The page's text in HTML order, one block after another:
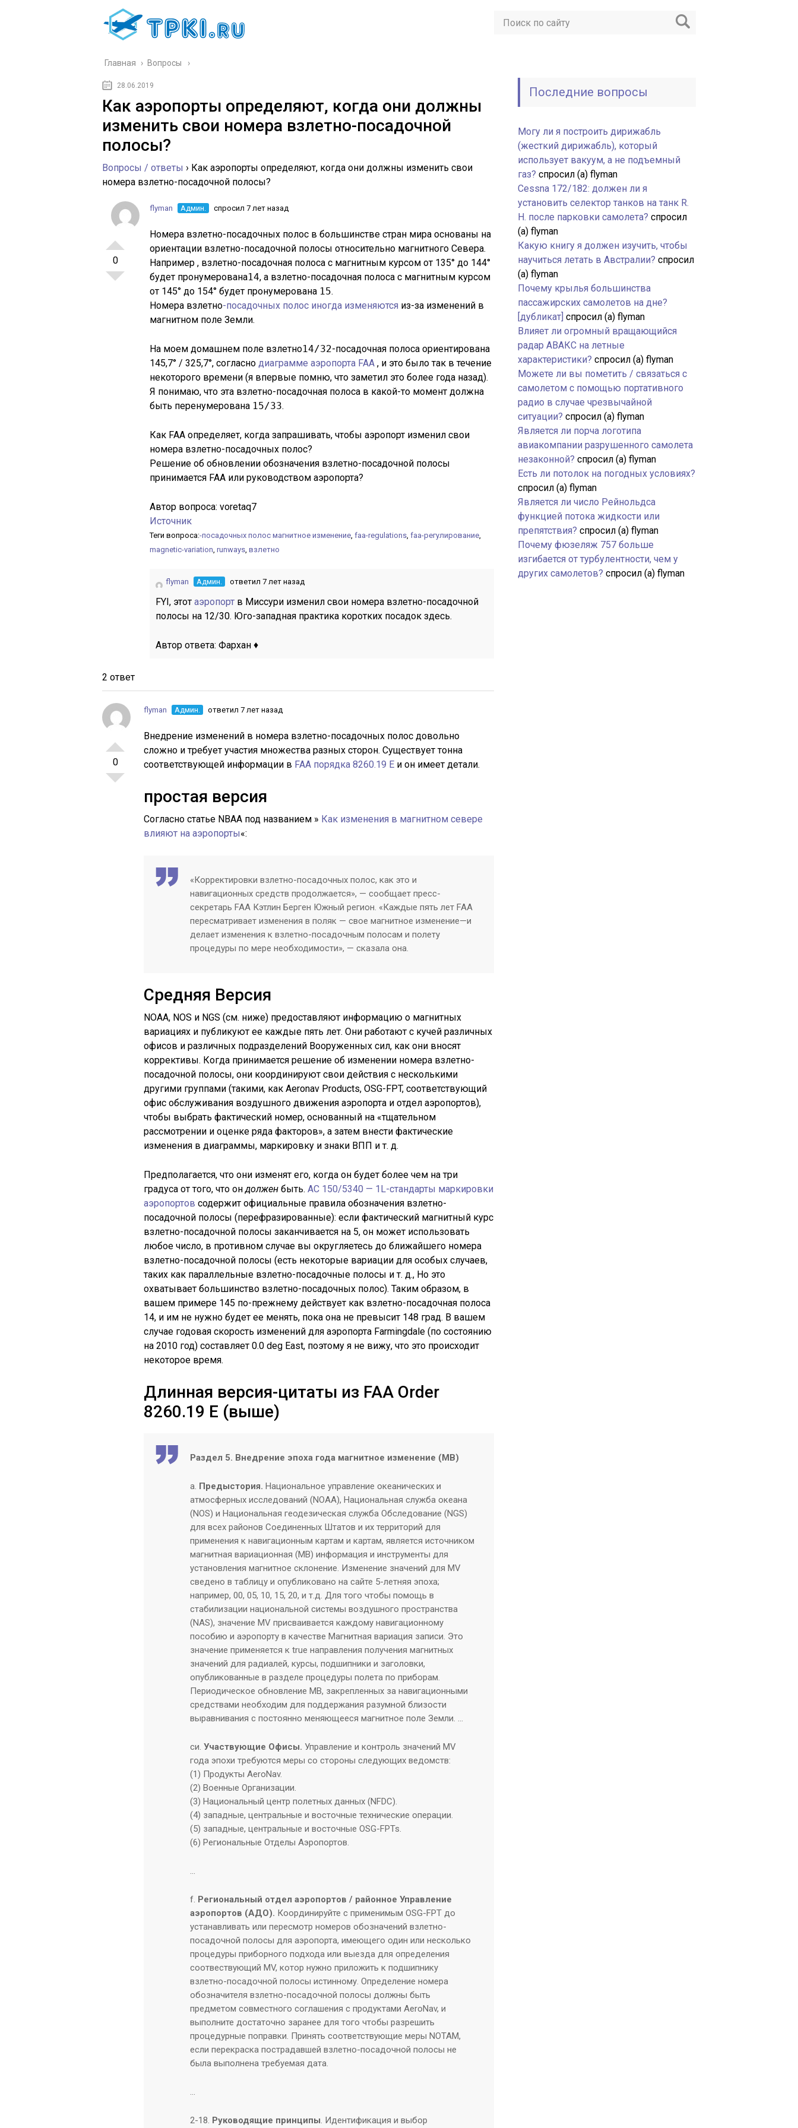
Главная › Вопросы
28.06.2019
Как аэропорты определяют, когда они должны
изменить свои номера взлетно-посадочной
полосы?
Вопросы / ответы › Как аэропорты определяют, когда они должны изменить свои
номера взлетно-посадочной полосы?
0
flyman Админ. спросил 7 лет назад
Номера взлетно-посадочных полос в большинстве стран мира основаны на
ориентации взлетно-посадочной полосы относительно магнитного Севера.
Например , взлетно-посадочная полоса с магнитным курсом от 135° до 144°
будет пронумерована14, а взлетно-посадочная полоса с магнитным курсом
от 145° до 154° будет пронумерована 15.
Номера взлетно-посадочных полос иногда изменяются из-за изменений в
магнитном поле Земли.
На моем домашнем поле взлетно14/32-посадочная полоса ориентирована
145,7° / 325,7°, согласно диаграмме аэропорта FAA , и это было так в течение
некоторого времени (я впервые помню, что заметил это более года назад).
Я понимаю, что эта взлетно-посадочная полоса в какой-то момент должна
быть перенумерована 15/33.
Как FAA определяет, когда запрашивать, чтобы аэропорт изменил свои
номера взлетно-посадочных полос?
Решение об обновлении обозначения взлетно-посадочной полосы
принимается FAA или руководством аэропорта?
Автор вопроса: voretaq7
Источник
Теги вопроса:-посадочных полос магнитное изменение, faa-regulations, faa-регулирование,
magnetic-variation, runways, взлетно
flyman Админ. ответил 7 лет назад
FYI, этот аэропорт в Миссури изменил свои номера взлетно-посадочной
полосы на 12/30. Юго-западная практика коротких посадок здесь.
Автор ответа: Фархан ♦
2 ответ
0
flyman Админ. ответил 7 лет назад
Внедрение изменений в номера взлетно-посадочных полос довольно
сложно и требует участия множества разных сторон. Существует тонна
соответствующей информации в FAA порядка 8260.19 E и он имеет детали.
простая версия
Согласно статье NBAA под названием » Как изменения в магнитном севере
влияют на аэропорты«:
«Корректировки взлетно-посадочных полос, как это и
навигационных средств продолжается», — сообщает пресс-
секретарь FAA Кэтлин Берген Южный регион. «Каждые пять лет FAA
пересматривает изменения в поляк — свое магнитное изменение—и
делает изменения к взлетно-посадочным полосам и полету
процедуры по мере необходимости», — сказала она.
Средняя Версия
NOAA, NOS и NGS (см. ниже) предоставляют информацию о магнитных
вариациях и публикуют ее каждые пять лет. Они работают с кучей различных
офисов и различных подразделений Вооруженных сил, как они вносят
коррективы. Когда принимается решение об изменении номера взлетно-
посадочной полосы, они координируют свои действия с несколькими
другими группами (такими, как Aeronav Products, OSG-FPT, соответствующий
офис обслуживания воздушного движения аэропорта и отдел аэропортов),
чтобы выбрать фактический номер, основанный на «тщательном
рассмотрении и оценке ряда факторов», а затем внести фактические
изменения в диаграммы, маркировку и знаки ВПП и т. д.
Предполагается, что они изменят его, когда он будет более чем на три
градуса от того, что ондолжен быть. AC 150/5340 — 1L-стандарты маркировки
аэропортов содержит официальные правила обозначения взлетно-
посадочной полосы (перефразированные): если фактический магнитный курс
взлетно-посадочной полосы заканчивается на 5, он может использовать
любое число, в противном случае вы округляетесь до ближайшего номера
взлетно-посадочной полосы (есть некоторые вариации для особых случаев,
таких как параллельные взлетно-посадочные полосы и т. д., Но это
охватывает большинство взлетно-посадочных полос). Таким образом, в
вашем примере 145 по-прежнему действует как взлетно-посадочная полоса
14, и им не нужно будет ее менять, пока она не превысит 148 град. В вашем
случае годовая скорость изменений для аэропорта Farmingdale (по состоянию
на 2010 год) составляет 0.0 deg East, поэтому я не вижу, что это происходит
некоторое время.
Длинная версия-цитаты из FAA Order
8260.19 E (выше)
Раздел 5. Внедрение эпоха года магнитное изменение (МВ)
а. Предыстория. Национальное управление океанических и
атмосферных исследований (NOAA), Национальная служба океана
(NOS) и Национальная геодезическая служба Обследование (NGS)
для всех районов Соединенных Штатов и их территорий для
применения к навигационным картам и картам, является источником
магнитная вариационная (МВ) информация и инструменты для
установления магнитное склонение. Изменение значений для MV
сведено в таблицу и опубликовано на сайте 5-летняя эпоха;
например, 00, 05, 10, 15, 20, и т.д. Для того чтобы помощь в
стабилизации национальной системы воздушного пространства
(NAS), значение MV присваивается каждому навигационному
пособию и аэропорту в качестве Магнитная вариация записи. Это
значение применяется к true направления получения магнитных
значений для радиалей, курсы, подшипники и заголовки,
опубликованные в разделе процедуры полета по приборам.
Периодическое обновление МВ, закрепленных за навигационными
средствами необходим для поддержания разумной близости
выравнивания с постоянно меняющееся магнитное поле Земли. …
си. Участвующие Офисы. Управление и контроль значений MV
года эпохи требуются меры со стороны следующих ведомств:
(1) Продукты AeroNav.
(2) Военные Организации.
(3) Национальный центр полетных данных (NFDC).
(4) западные, центральные и восточные технические операции.
(5) западные, центральные и восточные OSG-FPTs.
(6) Региональные Отделы Аэропортов.
…
f. Региональный отдел аэропортов / районное Управление
аэропортов (АДО). Координируйте с применимым OSG-FPT до
устанавливать или пересмотр номеров обозначений взлетно-
посадочной полосы для аэропорта, имеющего один или несколько
процедуры приборного подхода или выезда для определения
соотвествующий MV, котор нужно приложить к подшипнику
взлетно-посадочной полосы истинному. Определение номера
обозначителя взлетно-посадочной полосы должны быть
предметом совместного соглашения с продуктами AeroNav, и
выполните достаточно заранее для того чтобы разрешить
процедурные поправки. Принять соответствующие меры NOTAM,
если перекраска пострадавшей взлетно-посадочной полосы не
была выполнена требуемая дата.
…
2-18. Руководящие принципы. Идентификация и выбор
Последние вопросы
Могу ли я построить дирижабль
(жесткий дирижабль), который
использует вакуум, а не подъемный
газ? спросил (а) flyman
Cessna 172/182: должен ли я
установить селектор танков на танк R.
H. после парковки самолета? спросил
(а) flyman
Какую книгу я должен изучить, чтобы
научиться летать в Австралии? спросил
(а) flyman
Почему крылья большинства
пассажирских самолетов на дне?
[дубликат] спросил (а) flyman
Влияет ли огромный вращающийся
радар АВАКС на летные
характеристики? спросил (а) flyman
Можете ли вы пометить / связаться с
самолетом с помощью портативного
радио в случае чрезвычайной
ситуации? спросил (а) flyman
Является ли порча логотипа
авиакомпании разрушенного самолета
незаконной? спросил (а) flyman
Есть ли потолок на погодных условиях?
спросил (а) flyman
Является ли число Рейнольдса
функцией потока жидкости или
препятствия? спросил (а) flyman
Почему фюзеляж 757 больше
изгибается от турбулентности, чем у
других самолетов? спросил (а) flyman